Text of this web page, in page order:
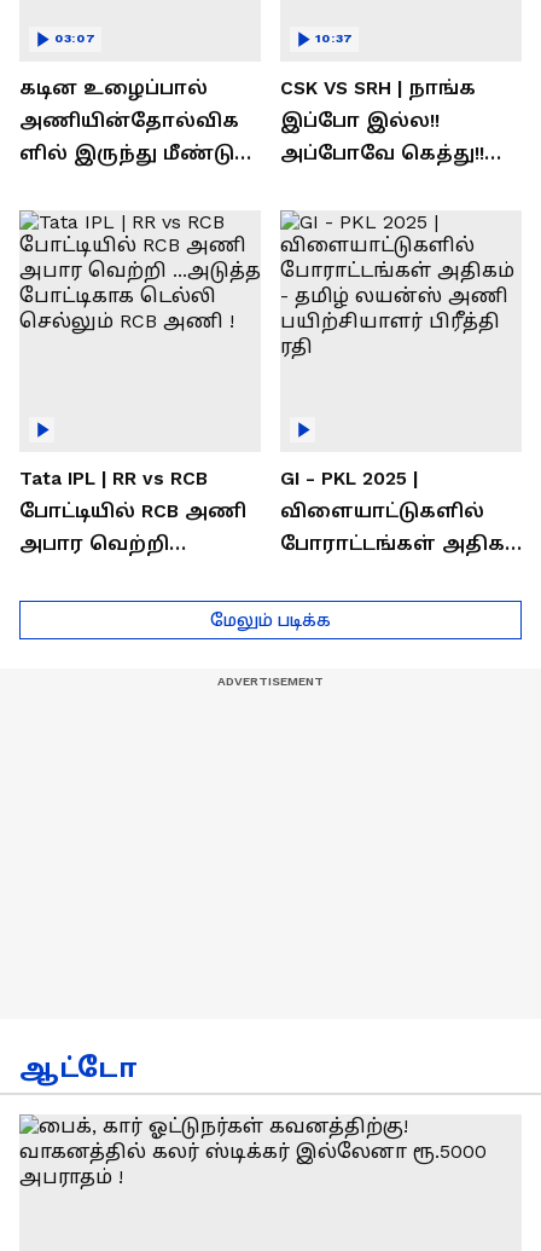
கடின உழைப்பால்
அணியின்தோல்விக
ளில் இருந்து மீண்டு
தமிழ் லைன்ஸ்
கேப்டன் சுமன்குர்ஜார்
03:07
CSK VS SRH | நாங்க
இப்போ இல்ல!!
அப்போவே கெத்து!!
சிஎஸ்கே ரசிகர்கள்
10:37
Tata IPL | RR vs RCB
போட்டியில் RCB அணி
அபார வெற்றி
டெல்லி செல்லும் RCB
அணி !
GI - PKL 2025 |
விளையாட்டுகளில்
போராட்டங்கள் அதிகம்
பயிற்சியாளர் பிரீத்தி
ரதி
மேலும் படிக்க
ஆட்டோ